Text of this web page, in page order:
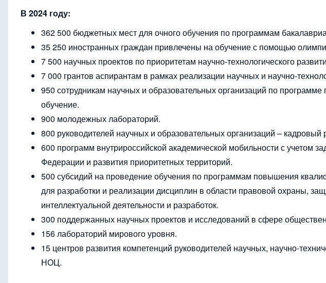
В 2024 году:
362 500 бюджетных мест для очного обучения по программам
35 250 иностранных граждан привлечены на обучение с помощью
7 500 научных проектов по приоритетам научно-технологического
7 000 грантов аспирантам в рамках реализации научных и научно-
950 сотрудникам научных и образовательных организаций по программе
обучение.
900 молодежных лабораторий.
800 руководителей научных и образовательных организаций – кадровый
600 программ внутрироссийской академической мобильности с учетом
Федерации и развития приоритетных территорий.
500 субсидий на проведение обучения по программам повышения
для разработки и реализации дисциплин в области правовой охраны,
интеллектуальной деятельности и разработок.
300 поддержанных научных проектов и исследований в сфере
156 лабораторий мирового уровня.
15 центров развития компетенций руководителей научных, научно-
НОЦ.